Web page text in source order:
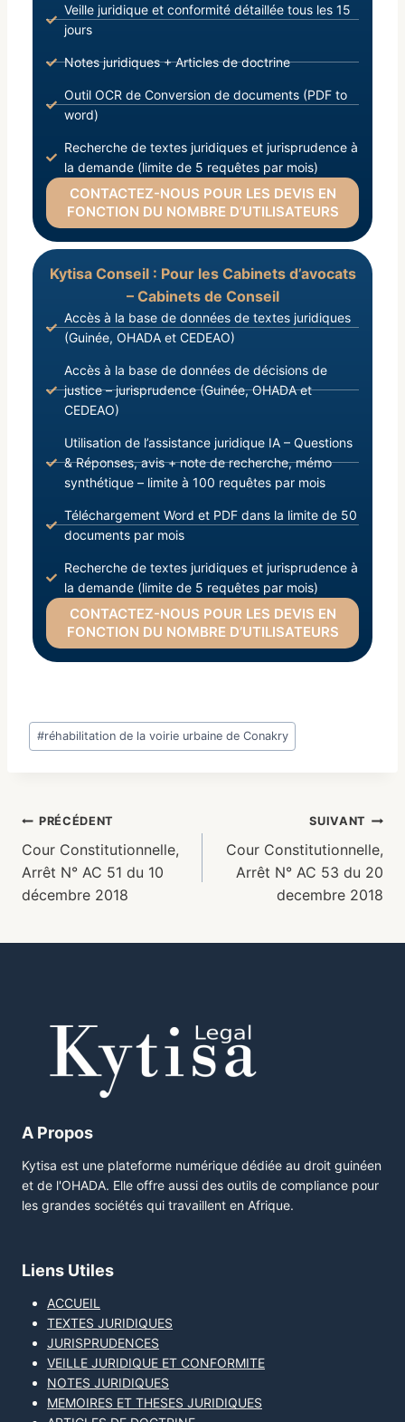
Veille juridique et conformité détaillée tous les 15
jours
Notes juridiques + Articles de doctrine
Outil OCR de Conversion de documents (PDF to
word)
Recherche de textes juridiques et jurisprudence à
la demande (limite de 5 requêtes par mois)
CONTACTEZ-NOUS POUR LES DEVIS EN
FONCTION DU NOMBRE D’UTILISATEURS
Kytisa Conseil : Pour les Cabinets d’avocats
– Cabinets de Conseil
Accès à la base de données de textes juridiques
(Guinée, OHADA et CEDEAO)
Accès à la base de données de décisions de
justice – jurisprudence (Guinée, OHADA et
CEDEAO)
Utilisation de l’assistance juridique IA – Questions
& Réponses, avis + note de recherche, mémo
synthétique – limite à 100 requêtes par mois
Téléchargement Word et PDF dans la limite de 50
documents par mois
Recherche de textes juridiques et jurisprudence à
la demande (limite de 5 requêtes par mois)
CONTACTEZ-NOUS POUR LES DEVIS EN
FONCTION DU NOMBRE D’UTILISATEURS
#réhabilitation de la voirie urbaine de Conakry
PRÉCÉDENT
Cour Constitutionnelle,
Arrêt N° AC 51 du 10
décembre 2018
SUIVANT
Cour Constitutionnelle,
Arrêt N° AC 53 du 20
decembre 2018
A Propos
Kytisa est une plateforme numérique dédiée au droit guinéen
et de l'OHADA. Elle offre aussi des outils de compliance pour
les grandes sociétés qui travaillent en Afrique.
Liens Utiles
ACCUEIL
TEXTES JURIDIQUES
JURISPRUDENCES
VEILLE JURIDIQUE ET CONFORMITE
NOTES JURIDIQUES
MEMOIRES ET THESES JURIDIQUES